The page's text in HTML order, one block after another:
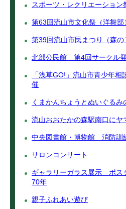
スポーツ・レクリエーション
第63回流山市文化祭（洋舞部
第39回流山市民まつり（森の
北部公民館 第4回サークル
「浅草GO!」流山市青少年
催
くまかんちょうとぬいぐるみ
流山おおたかの森駅南口にヤ
中央図書館・博物館 消防訓
サロンコンサート
ギャラリーガラス展示 ポス
70年
親子ふれあい遊び